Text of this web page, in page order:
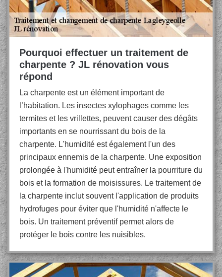
Pourquoi effectuer un traitement de
charpente ? JL rénovation vous
répond
La charpente est un élément important de
l’habitation. Les insectes xylophages comme les
termites et les vrillettes, peuvent causer des dégâts
importants en se nourrissant du bois de la
charpente. L'humidité est également l'un des
principaux ennemis de la charpente. Une exposition
prolongée à l'humidité peut entraîner la pourriture du
bois et la formation de moisissures. Le traitement de
la charpente inclut souvent l'application de produits
hydrofuges pour éviter que l'humidité n'affecte le
bois. Un traitement préventif permet alors de
protéger le bois contre les nuisibles.